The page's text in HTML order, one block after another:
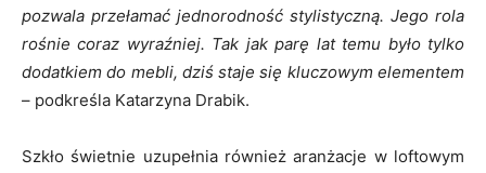
pozwala przełamać jednorodność stylistyczną. Jego rola
rośnie coraz wyraźniej. Tak jak parę lat temu było tylko
dodatkiem do mebli, dziś staje się kluczowym elementem
– podkreśla Katarzyna Drabik.
Szkło świetnie uzupełnia również aranżacje w loftowym